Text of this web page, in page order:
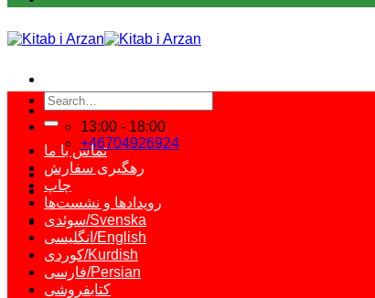
13:00 - 18:00
+46704926924
Search
for:
تماس با ما
رهگیری سفارش
چاپ
رویدادها و نشست‌ها
سوئدی/Svenska
انگلیسی/English
کوردی/Kurdish
فارسی/Persian
کتابفروشی